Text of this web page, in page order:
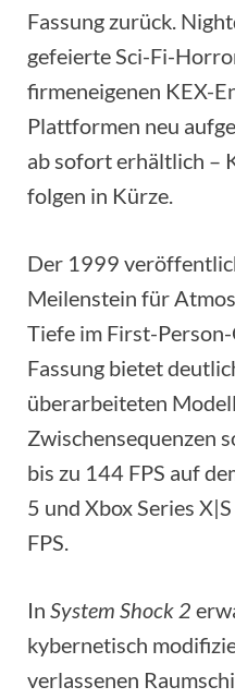
Fassung zurück.
gefeierte Sci-Fi-
firmeneigenen KEX-
Plattformen neu
ab sofort erhältlich –
folgen in Kürze.
Der 1999
Meilenstein für
Tiefe im First-
Fassung bietet
überarbeiteten
Zwischensequenzen
bis zu 144 FPS auf
5 und Xbox Series
FPS.
In System Shock 2
kybernetisch
verlassenen